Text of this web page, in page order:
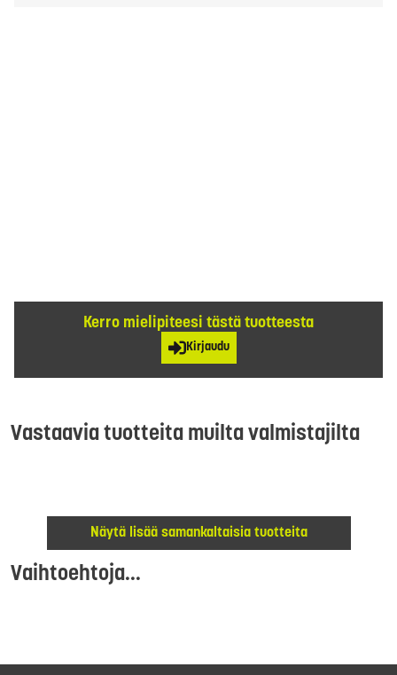
Kerro mielipiteesi tästä tuotteesta
Kirjaudu
Vastaavia tuotteita muilta valmistajilta
Näytä lisää samankaltaisia tuotteita
Vaihtoehtoja...